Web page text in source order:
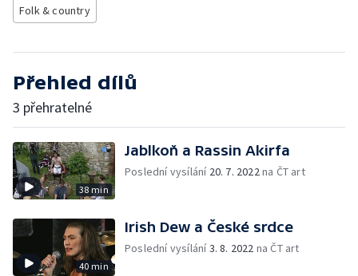
Folk & country
Přehled dílů
3 přehratelné
38 min
Jablkoň a Rassin Akirfa
Poslední vysílání 20. 7. 2022na ČT art
40 min
Irish Dew a České srdce
Poslední vysílání3. 8. 2022 na ČT art